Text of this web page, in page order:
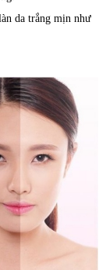
da trắng mịn như